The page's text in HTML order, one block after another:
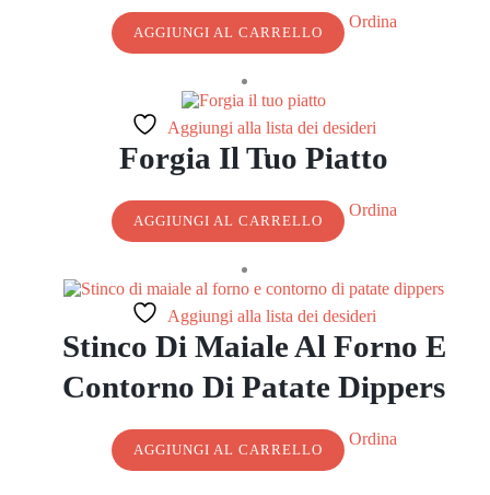
AGGIUNGI AL CARRELLO
Ordina
Aggiungi alla lista dei desideri
Forgia Il Tuo Piatto
AGGIUNGI AL CARRELLO
Ordina
Aggiungi alla lista dei desideri
Stinco Di Maiale Al Forno E
Contorno Di Patate Dippers
AGGIUNGI AL CARRELLO
Ordina